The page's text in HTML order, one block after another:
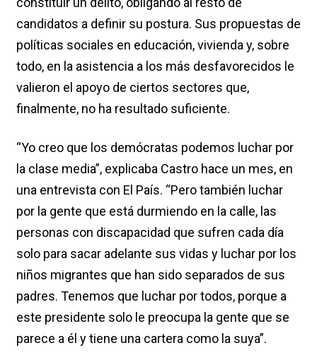
candidatos a definir su postura. Sus propuestas de
políticas sociales en educación, vivienda y, sobre
todo, en la asistencia a los más desfavorecidos le
valieron el apoyo de ciertos sectores que,
finalmente, no ha resultado suficiente.
“Yo creo que los demócratas podemos luchar por
la clase media”, explicaba Castro hace un mes, en
una entrevista con El País. “Pero también luchar
por la gente que está durmiendo en la calle, las
personas con discapacidad que sufren cada día
solo para sacar adelante sus vidas y luchar por los
niños migrantes que han sido separados de sus
padres. Tenemos que luchar por todos, porque a
este presidente solo le preocupa la gente que se
parece a él y tiene una cartera como la suya”.